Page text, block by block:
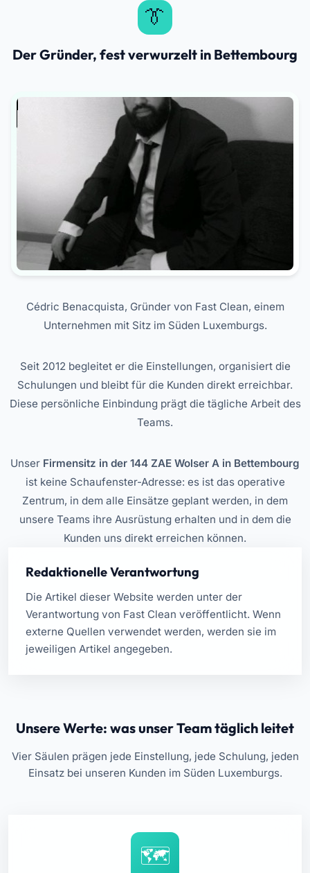
Der Gründer, fest verwurzelt in Bettembourg
Cédric Benacquista, Gründer von Fast Clean, einem
Unternehmen mit Sitz im Süden Luxemburgs.
Seit 2012 begleitet er die Einstellungen, organisiert die
Schulungen und bleibt für die Kunden direkt erreichbar.
Diese persönliche Einbindung prägt die tägliche Arbeit des
Teams.
Unser Firmensitz in der 144 ZAE Wolser A in Bettembourg
ist keine Schaufenster-Adresse: es ist das operative
Zentrum, in dem alle Einsätze geplant werden, in dem
unsere Teams ihre Ausrüstung erhalten und in dem die
Kunden uns direkt erreichen können.
Redaktionelle Verantwortung
Die Artikel dieser Website werden unter der
Verantwortung von Fast Clean veröffentlicht. Wenn
externe Quellen verwendet werden, werden sie im
jeweiligen Artikel angegeben.
Unsere Werte: was unser Team täglich leitet
Vier Säulen prägen jede Einstellung, jede Schulung, jeden
Einsatz bei unseren Kunden im Süden Luxemburgs.